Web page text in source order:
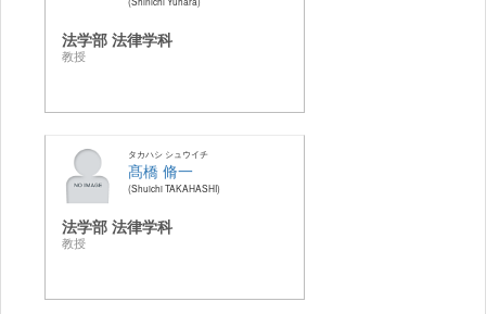
法学部 法律学科
教授
タカハシ シュウイチ
髙橋 脩一
Shuichi TAKAHASHI
法学部 法律学科
教授